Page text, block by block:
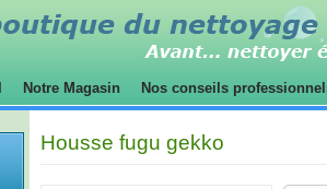
Notre Magasin Nos conseils
Housse fugu gekko